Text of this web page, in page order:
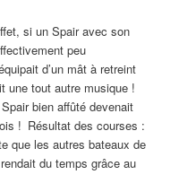
si un Spair avec son
peu
d’un mât à retreint
une tout autre musique !
bien affûté devenait
! Résultat des courses :
que les autres bateaux de
du temps grâce au